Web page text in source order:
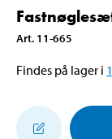
Art. 11-665
Findes på lager i